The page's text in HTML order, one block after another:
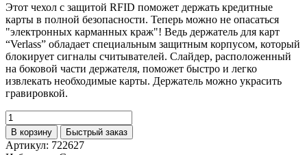
Этот чехол с защитой RFID поможет держать кредитные
карты в полной безопасности. Теперь можно не опасаться
"электронных карманных краж"! Ведь держатель для карт
“Verlass” обладает специальным защитным корпусом, который
блокирует сигналы считывателей. Слайдер, расположенный
на боковой части держателя, поможет быстро и легко
извлекать необходимые карты. Держатель можно украсить
гравировкой.
В корзину Быстрый заказ
Артикул: 722627